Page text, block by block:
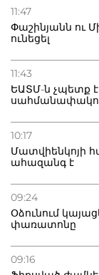
11:47
Փաշինյանն ու
ունեցել
11:43
ԵԱՏՄ-ն չպետք
10:17
Մատվիենկոյի
ահազանգ է
09:24
Օձունում
փառատոնը
09:16